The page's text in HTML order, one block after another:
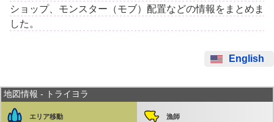
ショップ、モンスター（モブ）配置などの情報をまとめま
した。
English
地図情報 - トライヨラ
エリア移動 漁師